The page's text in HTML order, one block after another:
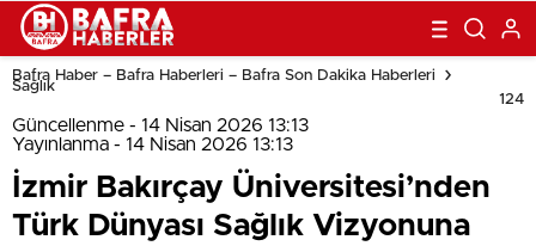
Bafra Haber – Bafra Haberleri – Bafra Son Dakika Haberleri
Sağlık
124
Güncellenme - 14 Nisan 2026 13:13
Yayınlanma - 14 Nisan 2026 13:13
İzmir Bakırçay Üniversitesi’nden
Türk Dünyası Sağlık Vizyonuna